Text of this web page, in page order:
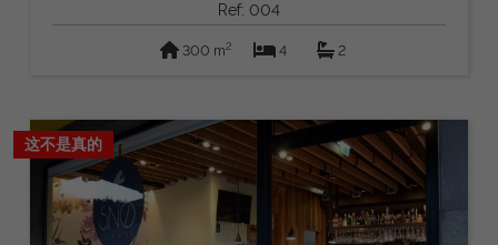
Ref: 004
300 m2 4 2
这不是真的